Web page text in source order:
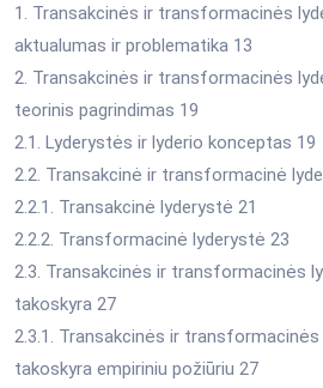
1. Transakcinės ir transformacinės
aktualumas ir problematika 13
2. Transakcinės ir transformacinės
teorinis pagrindimas 19
2.1. Lyderystės ir lyderio konceptas 19
2.2. Transakcinė ir transformacinė
2.2.1. Transakcinė lyderystė 21
2.2.2. Transformacinė lyderystė 23
2.3. Transakcinės ir transformacinės
takoskyra 27
2.3.1. Transakcinės ir
takoskyra empiriniu požiūriu 27